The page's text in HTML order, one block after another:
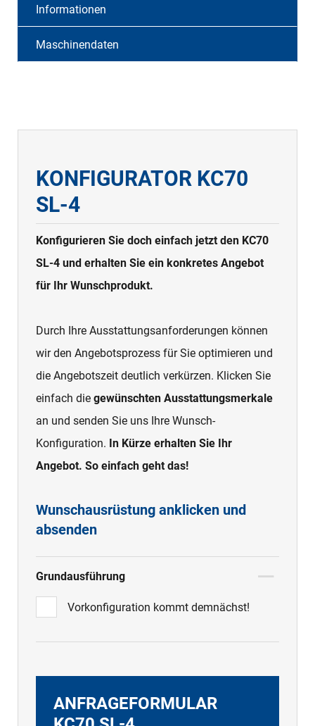
Informationen
Maschinendaten
KONFIGURATOR KC70
SL-4
Konfigurieren Sie doch einfach jetzt den KC70
SL-4 und erhalten Sie ein konkretes Angebot
für Ihr Wunschprodukt.
Durch Ihre Ausstattungsanforderungen können
wir den Angebotsprozess für Sie optimieren und
die Angebotszeit deutlich verkürzen. Klicken Sie
einfach die gewünschten Ausstattungsmerkale
an und senden Sie uns Ihre Wunsch-
Konfiguration. In Kürze erhalten Sie Ihr
Angebot. So einfach geht das!
Wunschausrüstung anklicken und
absenden
Grundausführung
Vorkonfiguration kommt demnächst!
ANFRAGEFORMULAR